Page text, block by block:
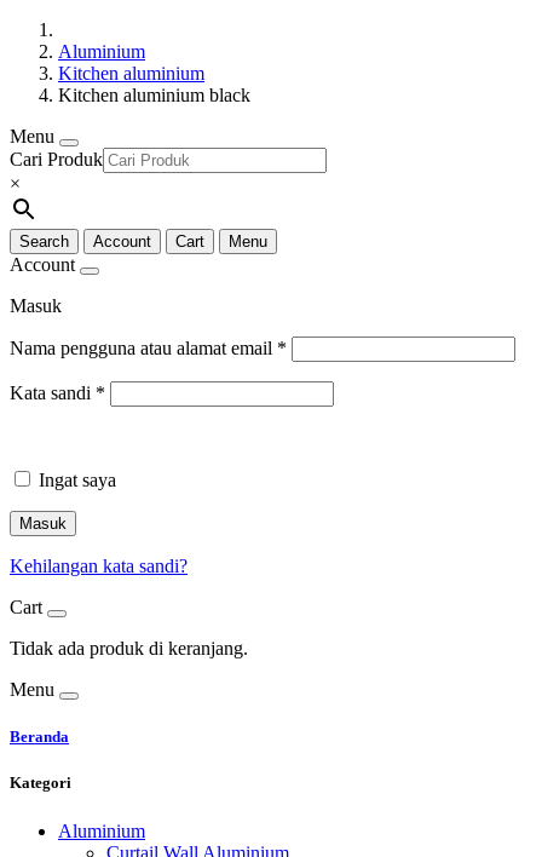
Aluminium
Kitchen aluminium
Kitchen aluminium black
Menu
Cari Produk
×
Search Account Cart Menu
Account
Masuk
Nama pengguna atau alamat email *
Kata sandi *
Ingat saya
Masuk
Kehilangan kata sandi?
Cart
Tidak ada produk di keranjang.
Menu
Beranda
Kategori
Aluminium
Curtail Wall Aluminium